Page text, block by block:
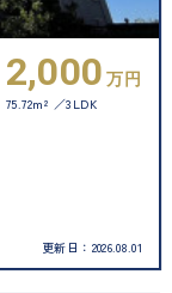
2,000 万円
75.72m² 3LDK
更新日： 2026.08.01